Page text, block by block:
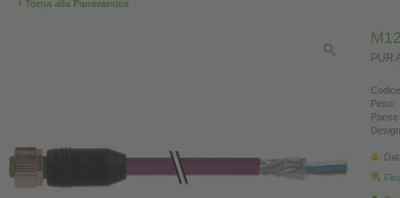
Torna alla Panoramica
PUR
Peso: